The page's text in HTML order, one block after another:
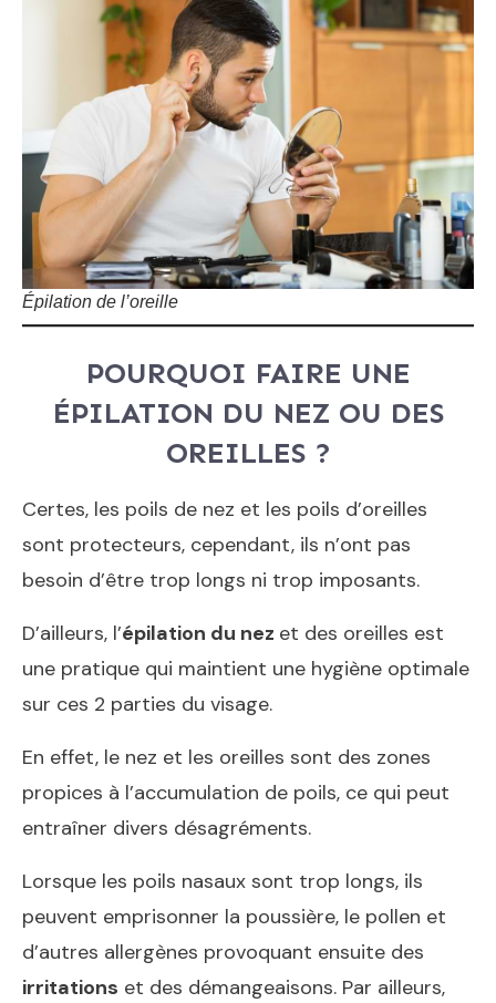
Épilation de l’oreille
POURQUOI FAIRE UNE
ÉPILATION DU NEZ OU DES
OREILLES ?
Certes, les poils de nez et les poils d’oreilles
sont protecteurs, cependant, ils n’ont pas
besoin d’être trop longs ni trop imposants.
D’ailleurs, l’épilation du nez et des oreilles est
une pratique qui maintient une hygiène optimale
sur ces 2 parties du visage.
En effet, le nez et les oreilles sont des zones
propices à l’accumulation de poils, ce qui peut
entraîner divers désagréments.
Lorsque les poils nasaux sont trop longs, ils
peuvent emprisonner la poussière, le pollen et
d’autres allergènes provoquant ensuite des
irritations et des démangeaisons. Par ailleurs,